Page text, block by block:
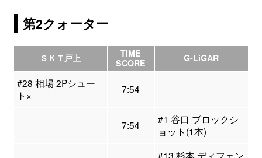
第2クォーター
ＳＫＴ戸上
TIME
SCORE
G-LiGAR
#28 相場 2Pシュー
ト×
7:54
7:54
#1 谷口 ブロックシ
ョット(1本)
#13 杉本 ディフェン